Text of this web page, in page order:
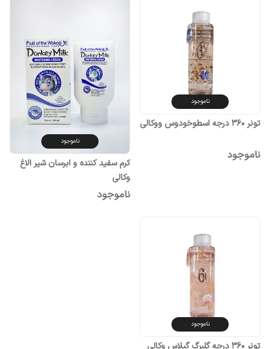
ناموجود
تونر 360 درجه اسطوخودوس ووکالی
ناموجود
ناموجود
کرم سفید کننده و ابرسان شیر الاغ
وکالی
ناموجود
ناموجود
تونر 360 درجه گلبرگ گیلاس وکالی